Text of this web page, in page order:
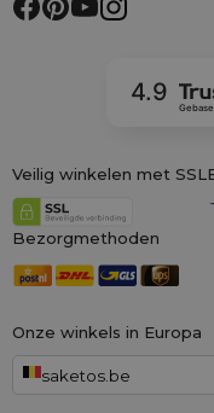
Onze winkels in Europa
saketos.be
4.9
Veilig winkelen met SSL
Bezorgmethoden